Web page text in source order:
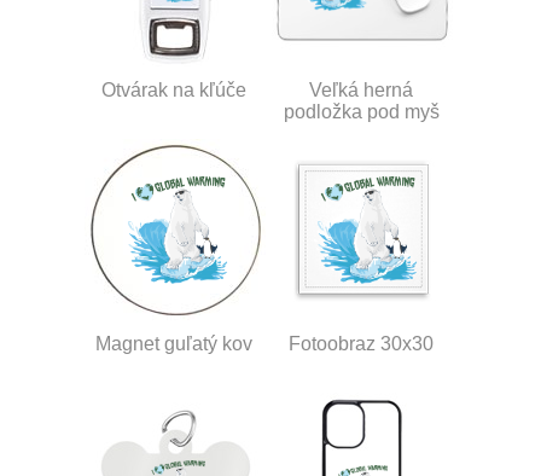
Otvárak na kľúče
Veľká herná
podložka pod myš
Magnet guľatý kov Fotoobraz 30x30